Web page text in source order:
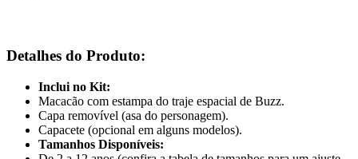
Detalhes do Produto:
Inclui no Kit:
Macacão com estampa do traje espacial de Buzz.
Capa removível (asa do personagem).
Capacete (opcional em alguns modelos).
Tamanhos Disponíveis: